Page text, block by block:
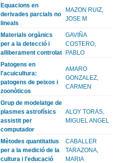
Equacions en
derivades parcials no
lineals
MAZON RUIZ,
JOSE M
Materials orgànics
per a la detecció i
alliberament controlat
GAVIÑA
COSTERO,
PABLO
Patogens en
l'acuicultura:
patogens de peixos i
zoonòticos
AMARO
GONZALEZ,
CARMEN
Grup de modelatge de
plasmes astrofísics
assistit per
computador
ALOY TORAS,
MIGUEL ANGEL
Mètodes quantitatius
per a la medició de la
cultura i l'educació
CABALLER
TARAZONA,
MARIA